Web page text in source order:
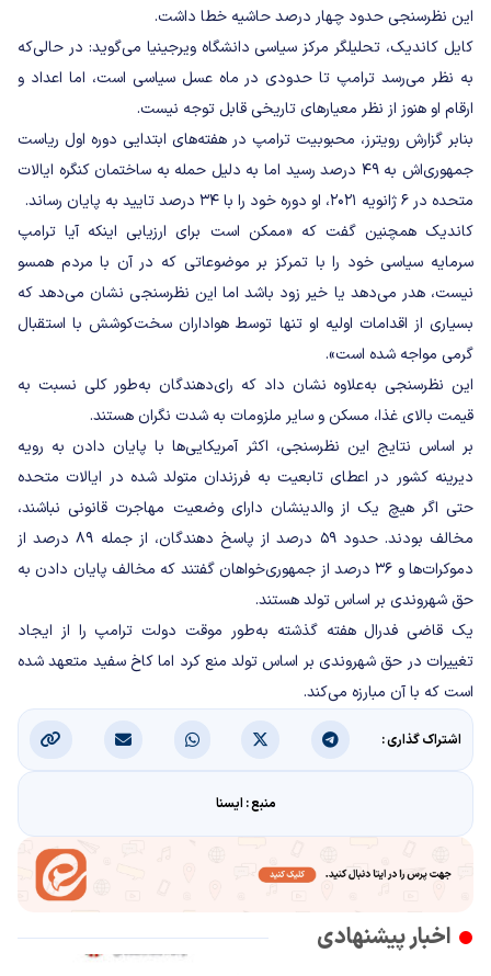
این نظرسنجی حدود چهار درصد حاشیه خطا داشت.
کایل کاندیک، تحلیلگر مرکز سیاسی دانشگاه ویرجینیا می‌گوید: در حالی‌که
به نظر می‌رسد ترامپ تا حدودی در ماه عسل سیاسی است، اما اعداد و
ارقام او هنوز از نظر معیارهای تاریخی قابل توجه نیست.
بنابر گزارش رویترز، محبوبیت ترامپ در هفته‌های ابتدایی دوره اول ریاست
جمهوری‌اش به ۴۹ درصد رسید اما به دلیل حمله به ساختمان کنگره ایالات
متحده در ۶ ژانویه ۲۰۲۱، او دوره خود را با ۳۴ درصد تایید به پایان رساند.
کاندیک همچنین گفت که «ممکن است برای ارزیابی اینکه آیا ترامپ
سرمایه سیاسی خود را با تمرکز بر موضوعاتی که در آن با مردم همسو
نیست، هدر می‌دهد یا خیر زود باشد اما این نظرسنجی نشان می‌دهد که
بسیاری از اقدامات اولیه او تنها توسط هواداران سخت‌کوشش با استقبال
گرمی مواجه شده است».
این نظرسنجی به‌علاوه نشان داد که رای‌دهندگان به‌طور کلی نسبت به
قیمت بالای غذا، مسکن و سایر ملزومات به شدت نگران هستند.
بر اساس نتایج این نظرسنجی، اکثر آمریکایی‌ها با پایان دادن به رویه
دیرینه کشور در اعطای تابعیت به فرزندان متولد شده در ایالات متحده
حتی اگر هیچ یک از والدینشان دارای وضعیت مهاجرت قانونی نباشند،
مخالف بودند. حدود ۵۹ درصد از پاسخ دهندگان، از جمله ۸۹ درصد از
دموکرات‌ها و ۳۶ درصد از جمهوری‌خواهان گفتند که مخالف پایان دادن به
حق شهروندی بر اساس تولد هستند.
یک قاضی فدرال هفته گذشته به‌طور موقت دولت ترامپ را از ایجاد
تغییرات در حق شهروندی بر اساس تولد منع کرد اما کاخ سفید متعهد شده
است که با آن مبارزه می‌کند.
اشتراک گذاری :
منبع : ایسنا
اخبار پیشنهادی